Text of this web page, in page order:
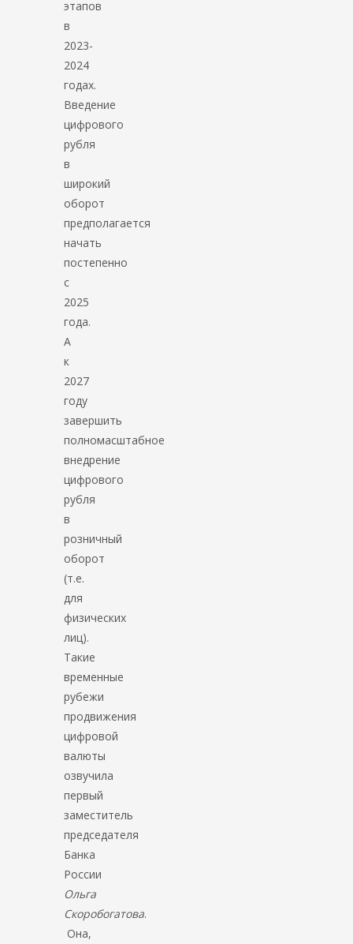
этапов
в
2023-
2024
годах.
Введение
цифрового
рубля
в
широкий
оборот
предполагается
начать
постепенно
с
2025
года.
А
к
2027
году
завершить
полномасштабное
внедрение
цифрового
рубля
в
розничный
оборот
(т.е.
для
физических
лиц).
Такие
временные
рубежи
продвижения
цифровой
валюты
озвучила
первый
заместитель
председателя
Банка
России
Ольга
Скоробогатова.
Она,